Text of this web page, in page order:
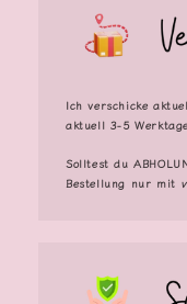
Ich verschicke
aktuell 3-5
Solltest du
Bestellung nur mit